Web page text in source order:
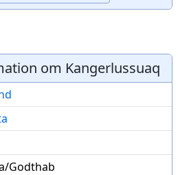
om Kangerlussuaq
Godthab